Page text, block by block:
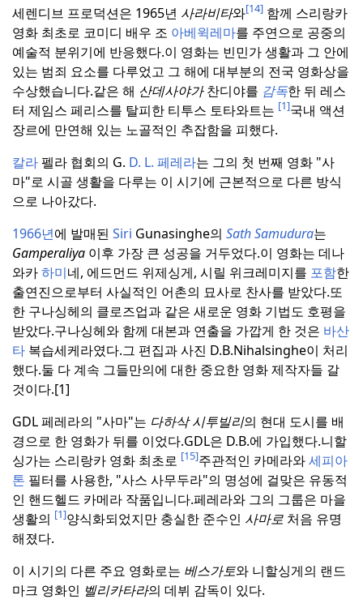
세렌디브 프로덕션은 1965년 사라비타와[14] 함께 스리랑카
영화 최초로 코미디 배우 조 아베윅레마를 주연으로 공중의
예술적 분위기에 반응했다.이 영화는 빈민가 생활과 그 안에
있는 범죄 요소를 다루었고 그 해에 대부분의 전국 영화상을
수상했습니다.같은 해 산데사야가찬디야를 감독한 뒤 레스
터 제임스 페리스를 탈피한 티투스 토타와트는 [1]국내 액션
장르에 만연해 있는 노골적인 추잡함을 피했다.
칼라펠라 협회의 G. D. L. 페레라는 그의 첫 번째 영화 "사
마"로 시골 생활을 다루는 이 시기에 근본적으로 다른 방식
으로 나아갔다.
1966년에 발매된 Siri Gunasinghe의 Sath Samudura는
Gamperaliya 이후 가장 큰 성공을 거두었다.이 영화는 데나
와카하미네, 에드먼드 위제싱게, 시릴 위크레미지를 포함한
출연진으로부터 사실적인 어촌의 묘사로 찬사를 받았다.또
한 구나싱헤의 클로즈업과 같은 새로운 영화 기법도 호평을
받았다.구나싱헤와 함께 대본과 연출을 가깝게 한 것은 바산
타 복습세케라였다.그 편집과 사진 D.B.Nihalsinghe이 처리
했다.둘 다 계속 그들만의에 대한 중요한 영화 제작자들 갈
것이다.[1]
GDL 페레라의 "사마"는 다하삭 시투빌리의 현대 도시를 배
경으로 한 영화가 뒤를 이었다.GDL은 D.B.에 가입했다.니할
싱가는 스리랑카 영화 최초로 [15]주관적인 카메라와세피아
톤 필터를 사용한, "사스 사무두라"의 명성에 걸맞은 유동적
인 핸드헬드 카메라 작품입니다.페레라와 그의 그룹은 마을
생활의 [1]양식화되었지만 충실한 준수인 사마로 처음 유명
해졌다.
이 시기의 다른 주요 영화로는 베스가토와 니할싱게의 랜드
마크 영화인 벨리카타라의 데뷔 감독이 있다.